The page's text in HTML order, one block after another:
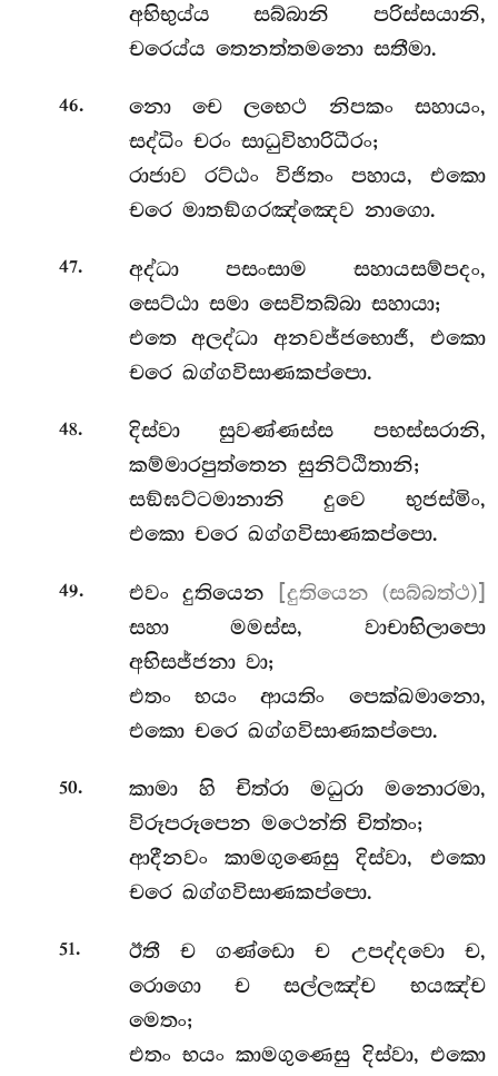
අභිභුය්ය සබ්බානි පරිස්සයානි,
චරෙය්ය තෙනත්තමනො සතීමා.
46. නොචෙ ලභෙථ නිපකං සහායං,
සද්ධිං චරං සාධුවිහාරිධීරං;
රාජාව රට්ඨං විජිතං පහාය, එකො
චරෙ මාතඞ්ගරඤ්ඤෙව නාගො.
47.
අද්ධා පසංසාම සහායසම්පදං,
සෙට්ඨා සමා සෙවිතබ්බා සහායා;
එතෙ අලද්ධා අනවජ්ජභොජී, එකො
චරෙ ඛග්ගවිසාණකප්පො.
48.
දිස්වා සුවණ්ණස්ස පභස්සරානි,
කම්මාරපුත්තෙන සුනිට්ඨිතානි;
සඞ්ඝට්ටමානානි දුවෙ භුජස්මිං,
එකො චරෙ ඛග්ගවිසාණකප්පො.
49. එවං දුතියෙන
[දුතියෙන (සබ්බත්ථ)]
සහා මමස්ස, වාචාභිලාපො
අභිසජ්ජනා වා;
එතං භයං ආයතිං පෙක්ඛමානො,
එකො චරෙ ඛග්ගවිසාණකප්පො.
50.
කාමා හි චිත්රා මධුරා මනොරමා,
විරූපරූපෙන මථෙන්ති චිත්තං;
ආදීනවං කාමගුණෙසු දිස්වා, එකො
චරෙ ඛග්ගවිසාණකප්පො.
51. ඊතී ච ගණ්ඩො ච උපද්දවො ච,
රොගො ච සල්ලඤ්ච භයඤ්ච
මෙතං;
එතං භයං කාමගුණෙසු දිස්වා, එකො